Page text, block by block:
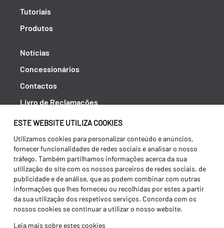
ESTE WEBSITE UTILIZA COOKIES
Utilizamos cookies para personalizar conteúdo e anúncios,
fornecer funcionalidades de redes sociais e analisar o nosso
tráfego. Também partilhamos informações acerca da sua
utilização do site com os nossos parceiros de redes sociais, de
publicidade e de análise, que as podem combinar com outras
informações que lhes forneceu ou recolhidas por estes a partir
da sua utilização dos respetivos serviços. Concorda com os
nossos cookies se continuar a utilizar o nosso website.
Leia mais sobre estes cookies
Tutoriais
Produtos
Notícias
Concessionários
Contactos
Livro de Reclamações
Política de Privacidade
Canal de Denúncias (RGPC)
Termos e condições